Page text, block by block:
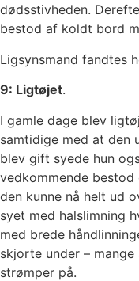
dødsstivheden.
bestod af koldt bord
Ligsynsmand fandtes
9: Ligtøjet.
I gamle dage blev
samtidige med at den
blev gift syede hun
vedkommende
den kunne nå helt ud
syet med halslimning
med brede
skjorte under –
strømper på.